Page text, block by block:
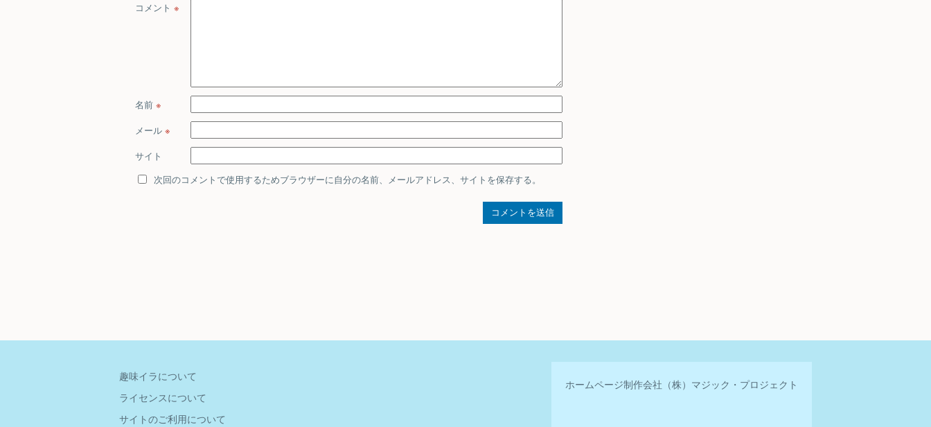
コメント ※
名前 ※
メール ※
サイト
次回のコメントで使用するためブラウザーに自分の名前、メールアドレス、サイトを保存する。
趣味イラについて
ライセンスについて
サイトのご利用について
ホームページ制作会社 （株）マジック・プロジェクト